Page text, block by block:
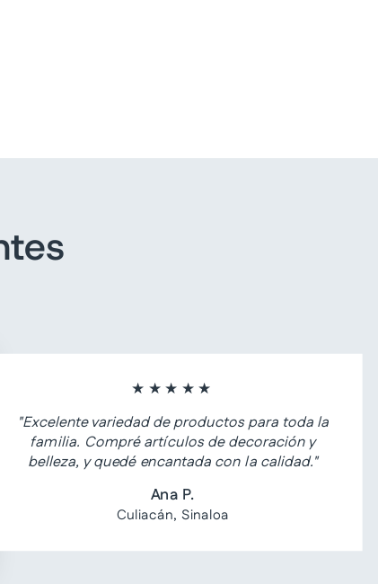
★★★★★
"Excelente variedad de productos para toda la
familia. Compré artículos de decoración y
belleza, y quedé encantada con la calidad."
Ana P.
Culiacán, Sinaloa